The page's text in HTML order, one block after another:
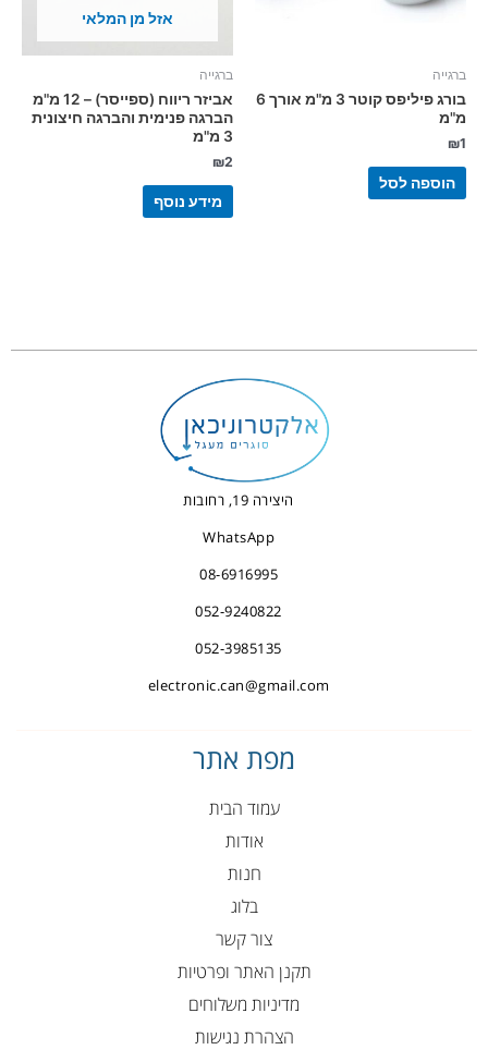
ברגייה
בורג פיליפס קוטר 3 מ"מ אורך 6
מ"מ
₪1
הוספה לסל
אזל מן המלאי
ברגייה
אביזר ריווח (ספייסר) – 12 מ"מ
הברגה פנימית והברגה חיצונית
3 מ"מ
₪2
מידע נוסף
היצירה 19, רחובות
WhatsApp
08-6916995
052-9240822
052-3985135
electronic.can@gmail.com
מפת אתר
עמוד הבית
אודות
חנות
בלוג
צור קשר
תקנן האתר ופרטיות
מדיניות משלוחים
הצהרת נגישות